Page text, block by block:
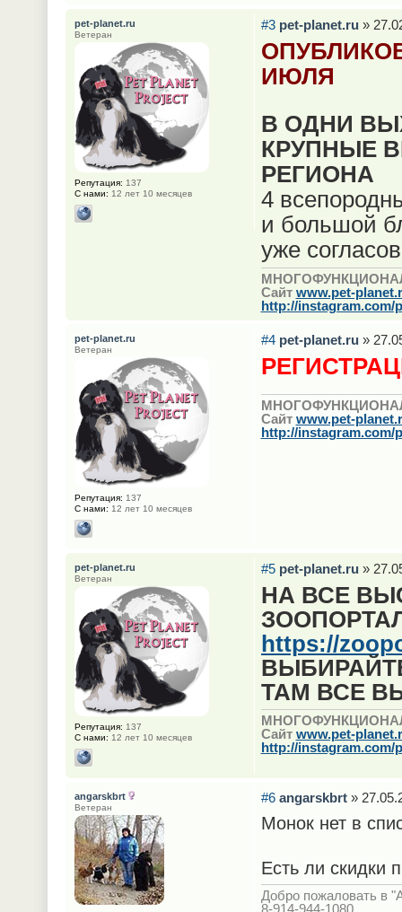
#3 pet-planet.ru »
ИЮЛЯ
В ОДНИ
КРУПНЫЕ
РЕГИОНА
4
и большой
уже
Сайт www.pet-
http://instagram.com/
pet-planet.ru
Ветеран
Репутация: 137
С нами: 12 лет 10 месяцев
#4 pet-planet.ru »
Сайт www.pet-
http://instagram.com/
pet-planet.ru
Ветеран
Репутация: 137
С нами: 12 лет 10 месяцев
#5 pet-planet.ru »
НА ВСЕ
https://
ТАМ ВСЕ
Сайт www.pet-
http://instagram.com/
pet-planet.ru
Ветеран
Репутация: 137
С нами: 12 лет 10 месяцев
#6 angarskbrt»
Монок нет в
Есть ли скидки
Добро пожаловать в
angarskbrt
Ветеран